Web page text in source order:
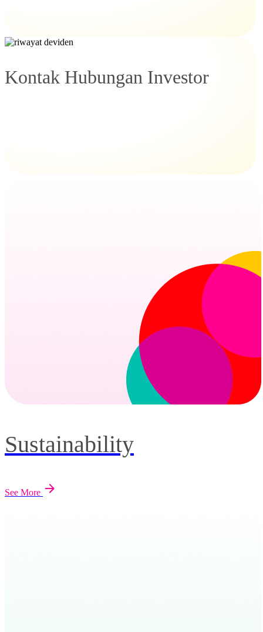
Kontak Hubungan Investor
Sustainability
See More